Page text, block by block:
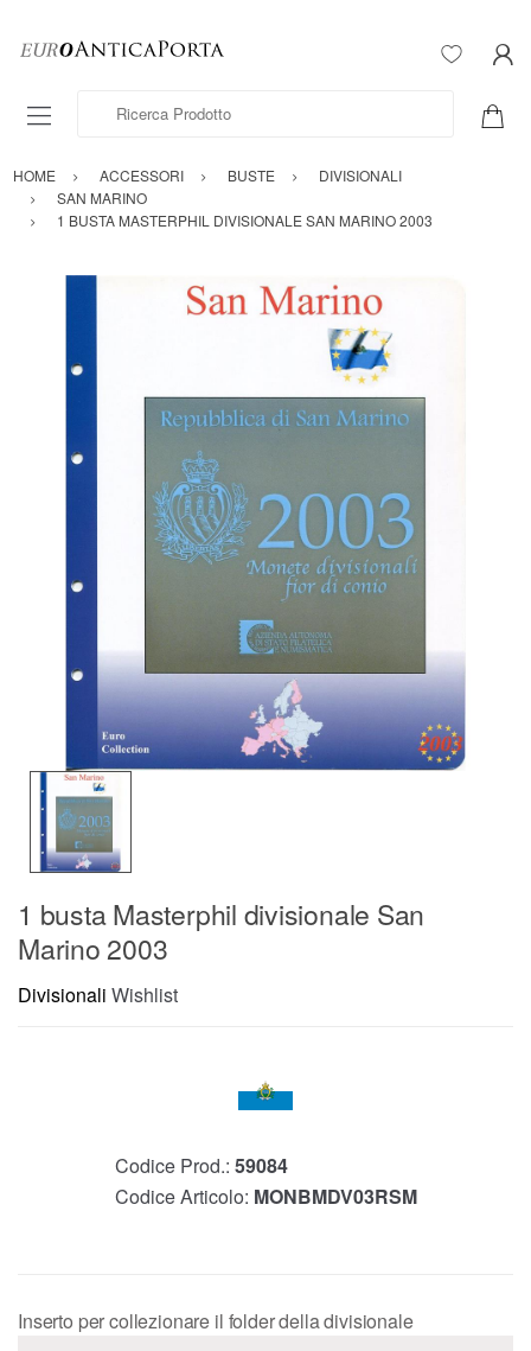
Ricerca Prodotto
HOME ACCESSORI BUSTE
DIVISIONALI
SAN MARINO
1 BUSTA MASTERPHIL DIVISIONALE SAN MARINO 2003
1 busta Masterphil divisionale San
Marino 2003
Divisionali Wishlist
Codice Prod.: 59084
Codice Articolo: MONBMDV03RSM
Inserto per collezionare il folder della divisionale